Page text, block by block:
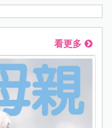
看更多